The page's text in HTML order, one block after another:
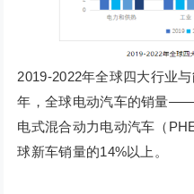
2019-2022年全球四大行业
年，全球电动汽车的销量
电式混合动力电动汽车（
球新车销量的14%以上。